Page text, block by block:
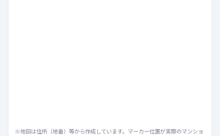
※地図は住所（地番）等から作成しています。マーカー位置が実際のマンショ